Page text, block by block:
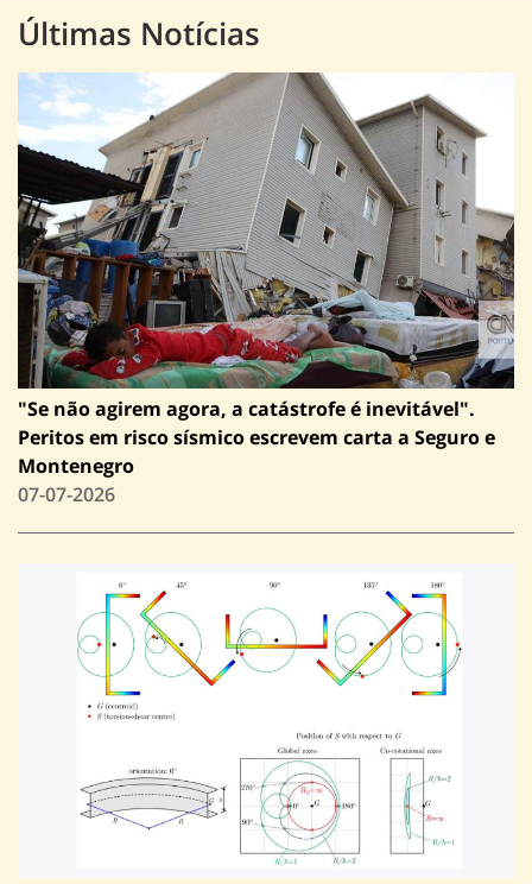
Últimas Notícias
"Se não agirem agora, a catástrofe é inevitável".
Peritos em risco sísmico escrevem carta a Seguro e
Montenegro
07-07-2026